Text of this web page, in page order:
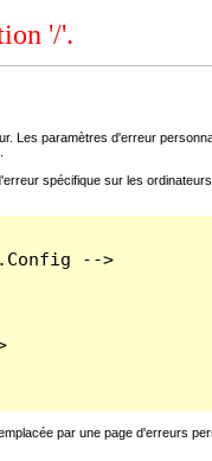
'/'.
Les paramètres d'erreur
spécifique sur les
-->
par une page d'erreurs